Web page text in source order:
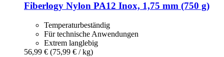
Fiberlogy Nylon PA12 Inox, 1,75 mm (750 g)
Temperaturbeständig
Für technische Anwendungen
Extrem langlebig
56,99 € (75,99 € / kg)